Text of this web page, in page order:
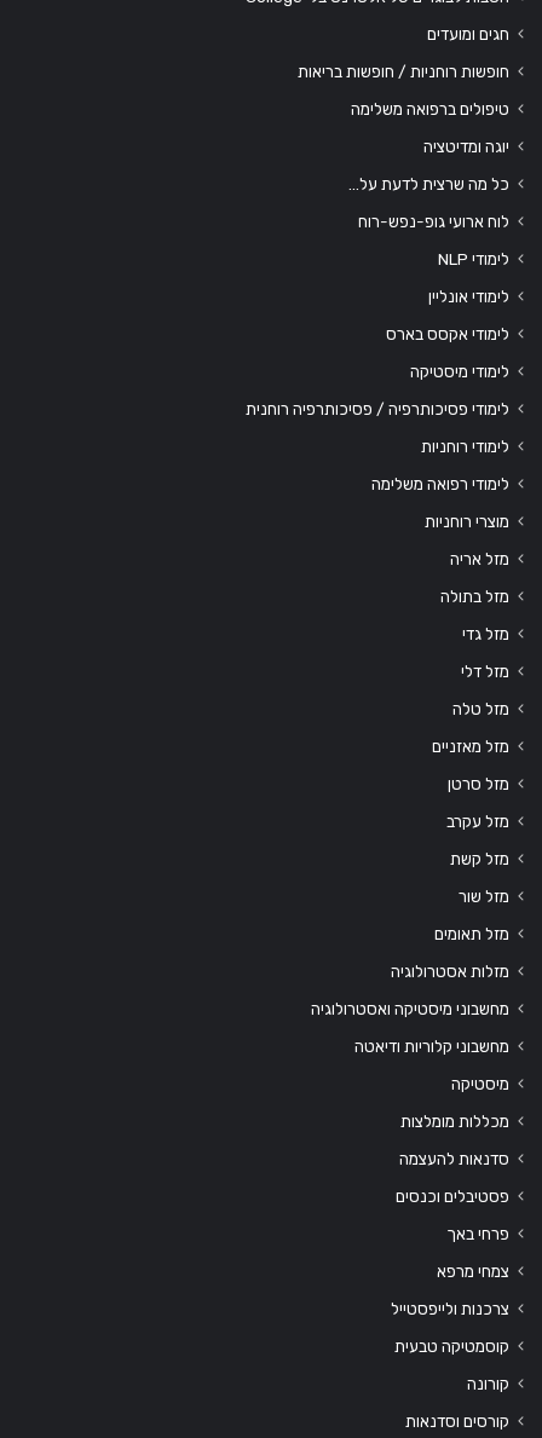
חגים ומועדים
חופשות רוחניות / חופשות בריאות
טיפולים ברפואה משלימה
יוגה ומדיטציה
כל מה שרצית לדעת על…
לוח ארועי גופ-נפש-רוח
לימודי NLP
לימודי אונליין
לימודי אקסס בארס
לימודי מיסטיקה
לימודי פסיכותרפיה / פסיכותרפיה רוחנית
לימודי רוחניות
לימודי רפואה משלימה
מוצרי רוחניות
מזל אריה
מזל בתולה
מזל גדי
מזל דלי
מזל טלה
מזל מאזניים
מזל סרטן
מזל עקרב
מזל קשת
מזל שור
מזל תאומים
מזלות אסטרולוגיה
מחשבוני מיסטיקה ואסטרולוגיה
מחשבוני קלוריות ודיאטה
מיסטיקה
מכללות מומלצות
סדנאות להעצמה
פסטיבלים וכנסים
פרחי באך
צמחי מרפא
צרכנות ולייפסטייל
קוסמטיקה טבעית
קורונה
קורסים וסדנאות